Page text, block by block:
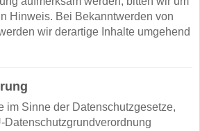
Hinweis. Bei Bekanntwerden von
wir derartige Inhalte umgehend
im Sinne der Datenschutzgesetze,
Datenschutzgrundverordnung